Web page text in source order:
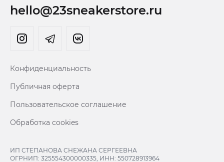
hello@23sneakerstore.ru
Конфиденциальность
Публичная оферта
Пользовательское соглашение
Обработка cookies
ИП СТЕПАНОВА СНЕЖАНА СЕРГЕЕВНА
ОГРНИП: 325554300000335, ИНН: 550728913964